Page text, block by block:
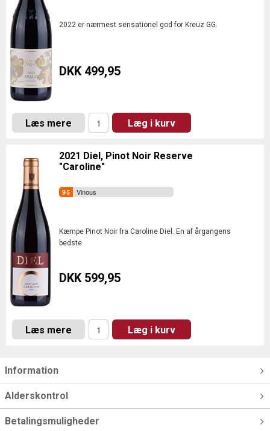
2022 er nærmest sensationel god for Kreuz GG.
DKK 499,95
Læs mere Læg i kurv
2021 Diel, Pinot Noir Reserve
"Caroline"
Vinous
Kæmpe Pinot Noir fra Caroline Diel. En af årgangens
bedste
DKK 599,95
Læs mere Læg i kurv
Information
Alderskontrol
Betalingsmuligheder